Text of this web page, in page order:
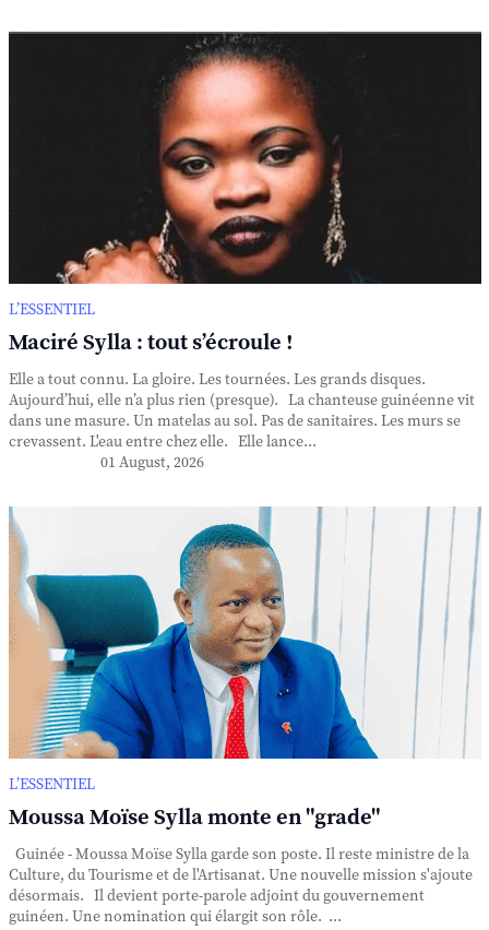
L’ESSENTIEL
Maciré Sylla : tout s’écroule !
Elle a tout connu. La gloire. Les tournées. Les grands disques.
Aujourd’hui, elle n’a plus rien (presque). La chanteuse guinéenne vit
dans une masure. Un matelas au sol. Pas de sanitaires. Les murs se
crevassent. L'eau entre chez elle. Elle lance...
01 August, 2026
L’ESSENTIEL
Moussa Moïse Sylla monte en "grade"
Guinée - Moussa Moïse Sylla garde son poste. Il reste ministre de la
Culture, du Tourisme et de l'Artisanat. Une nouvelle mission s'ajoute
désormais. Il devient porte-parole adjoint du gouvernement
guinéen. Une nomination qui élargit son rôle. ...